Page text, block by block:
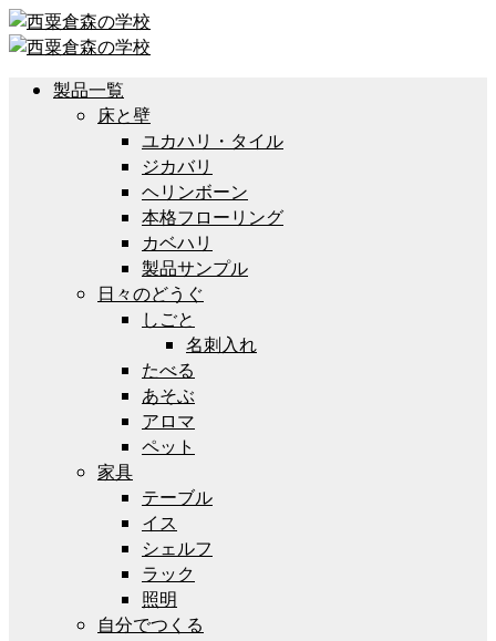
製品一覧
床と壁
ユカハリ・タイル
ジカバリ
ヘリンボーン
本格フローリング
カベハリ
製品サンプル
日々のどうぐ
しごと
名刺入れ
たべる
あそぶ
アロマ
ペット
家具
テーブル
イス
シェルフ
ラック
照明
自分でつくる